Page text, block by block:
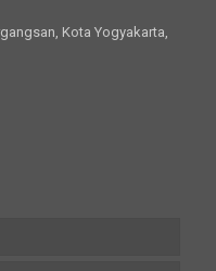
Kota Yogyakarta,